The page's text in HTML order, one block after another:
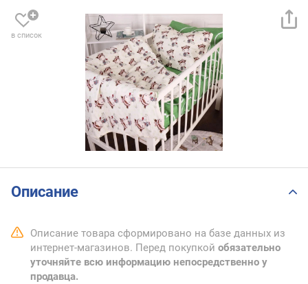
в список
Описание
Описание товара сформировано на базе данных из
интернет-магазинов. Перед покупкой обязательно
уточняйте всю информацию непосредственно у
продавца.